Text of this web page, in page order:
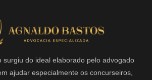
surgiu do ideal elaborado pelo advogado
ajudar especialmente os concurseiros,